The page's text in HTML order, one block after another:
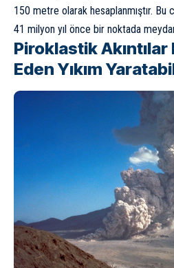
150 metre olarak hesaplanmıştır. Bu
41 milyon yıl önce bir noktada
Piroklastik Akıntılar
Eden Yıkım